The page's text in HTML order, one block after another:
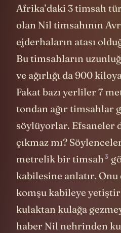
Afrika’daki 3 timsah
olan Nil timsahının
ejderhaların atası
Bu timsahların
ve ağırlığı da 900
Fakat bazı yerliler 7
tondan ağır timsahlar
söylüyorlar. Efsaneler
çıkmaz mı?
metrelikbir timsah 3
kabilesine anlatır.
komşu kabileye
kulaktan kulağa
haber Nil nehrinden